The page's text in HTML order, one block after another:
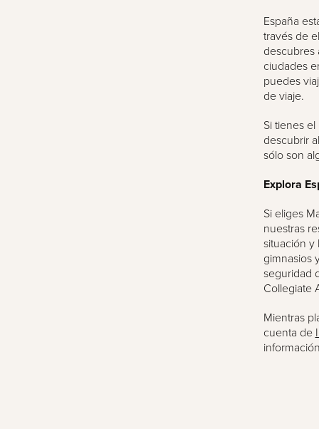
España
través de
descubres
ciudades
puedes
de viaje.
Si tienes
descubrir
sólo son
Explora
Si eliges
nuestras
situación y
gimnasios
seguridad
Collegiate
Mientras
cuenta de